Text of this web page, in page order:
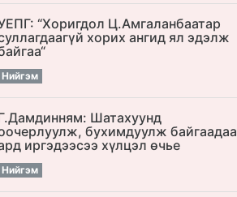
“Хоригдол Ц.Амгаланбаатар
хорих ангид ял эдэлж
Нийгэм
Шатахуунд
бухимдуулж байгаадаа
иргэдээсээ хүлцэл өчье
Нийгэм